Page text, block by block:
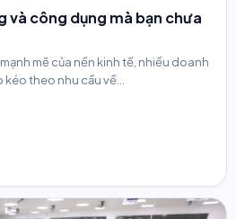
và công dụng mà bạn chưa
mẽ của nền kinh tế, nhiều doanh
theo nhu cầu về...